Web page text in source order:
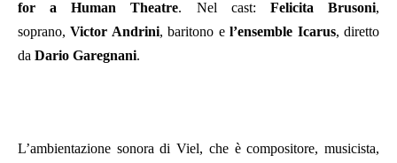
for a Human Theatre. Nel cast: Felicita Brusoni,
soprano,Victor Andrini, baritono el’ensemble Icarus, diretto
da Dario Garegnani.
L’ambientazione sonora di Viel, che è compositore, musicista,